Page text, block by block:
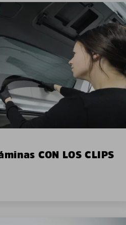
CON LOS CLIPS